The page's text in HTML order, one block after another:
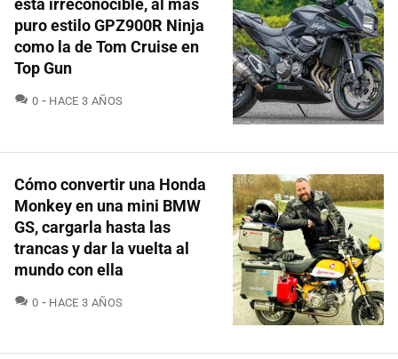
está irreconocible, al más
puro estilo GPZ900R Ninja
como la de Tom Cruise en
Top Gun
0 COMENTARIOS
HACE 3 AÑOS
Cómo convertir una Honda
Monkey en una mini BMW
GS, cargarla hasta las
trancas y dar la vuelta al
mundo con ella
0 COMENTARIOS
HACE 3 AÑOS